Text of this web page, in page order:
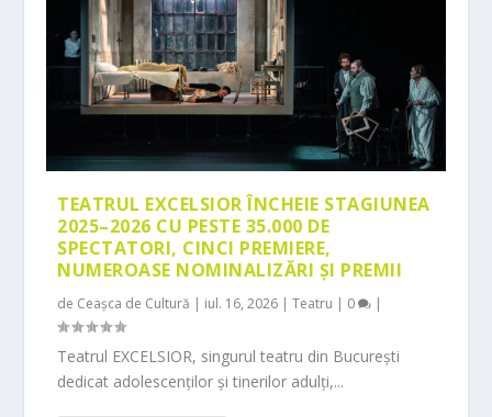
TEATRUL EXCELSIOR ÎNCHEIE STAGIUNEA
2025–2026 CU PESTE 35.000 DE
SPECTATORI, CINCI PREMIERE,
NUMEROASE NOMINALIZĂRI ȘI PREMII
de Ceașca de Cultură | iul. 16, 2026 |Teatru | 0 |
Teatrul EXCELSIOR, singurul teatru din București
dedicat adolescenților și tinerilor adulți,...